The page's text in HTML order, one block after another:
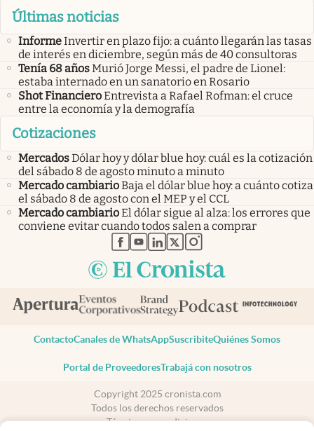
Últimas noticias
InformeInvertir en plazo fijo: a cuánto llegarán las tasas
de interés en diciembre, según más de 40 consultoras
Tenía 68 añosMurió Jorge Messi, el padre de Lionel:
estaba internado en un sanatorio en Rosario
Shot FinancieroEntrevista a Rafael Rofman: el cruce
entre la economía y la demografía
Cotizaciones
MercadosDólar hoy y dólar blue hoy: cuál es la cotización
del sábado 8 de agosto minuto a minuto
Mercado cambiarioBaja el dólar blue hoy: a cuánto cotiza
el sábado 8 de agosto con el MEP y el CCL
Mercado cambiarioEl dólar sigue al alza: los errores que
conviene evitar cuando todos salen a comprar
abre en nueva pestaña
abre en nueva pestaña
abre en nueva pestaña
abre en nueva pestaña
abre en nueva pestaña
ContactoCanales de WhatsAppSuscribiteQuiénes Somos
Portal de ProveedoresTrabajá con nosotros
Copyright 2025 cronista.com
Todos los derechos reservados
Términos y condiciones